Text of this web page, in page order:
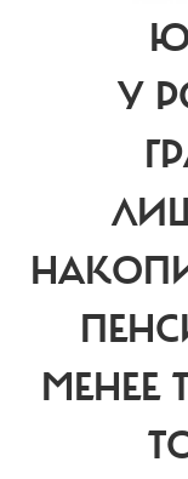
У
МЕНЕЕ